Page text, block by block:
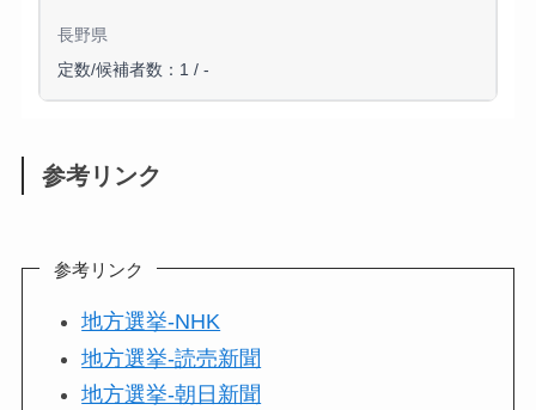
長野県
定数/候補者数：1 / -
参考リンク
参考リンク
地方選挙-NHK
地方選挙-読売新聞
地方選挙-朝日新聞